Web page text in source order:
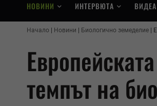
НОВИНИ ИНТЕРВЮТА ВИДЕА
Начало Новини Биологично земеделие
темпът на